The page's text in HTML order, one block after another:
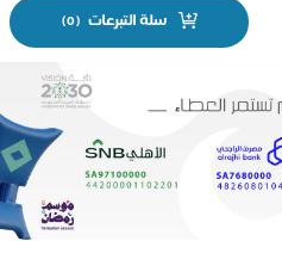
سلة التبرعات (
0
)